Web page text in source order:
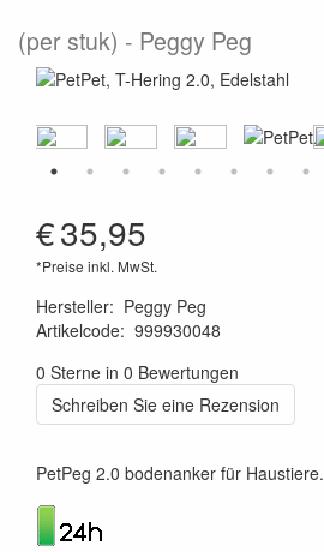
(per stuk) Peggy Peg
€35,95
*Preise inkl. MwSt.
Hersteller: Peggy Peg
Artikelcode: 999930048
0 Sterne in 0 Bewertungen
Schreiben Sie eine Rezension
PetPeg 2.0 bodenanker für Haustiere.